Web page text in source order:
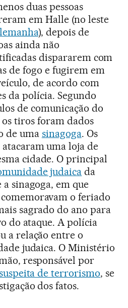
duas pessoas
em Halle (no leste
), depois de
ainda não
dispararem com
de fogo e fugirem em
de acordo com
da polícia. Segundo
de comunicação do
os tiros foram dados
de uma sinagoga. Os
uma loja de
cidade. O principal
judaica da
sinagoga, em que
comemoravam o feriado
sagrado do ano para
do ataque. A polícia
a relação entre o
judaica. O Ministério
responsável por
de terrorismo, se
dos fatos.